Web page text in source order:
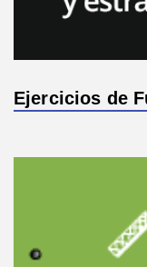
Ejercicios de